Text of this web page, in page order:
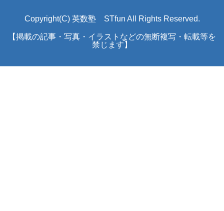
Copyright(C) 英数塾 STfun All Rights Reserved.
【掲載の記事・写真・イラストなどの無断複写・転載等を
禁じます】